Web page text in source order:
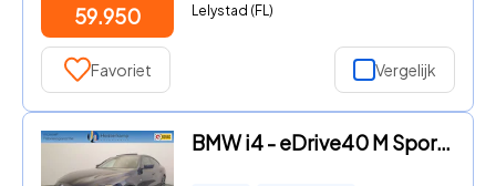
59.950 Lelystad (FL)
Favoriet Vergelijk
BMW i4 - eDrive40 M Sportpakket Pro Pano, Head up, Trekhaak